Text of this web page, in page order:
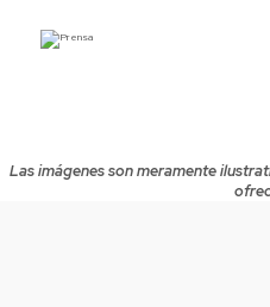
Las imágenes son meramente